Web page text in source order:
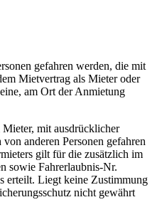
gefahren werden, die mit
Mietvertrag als Mieter oder
am Ort der Anmietung
mit ausdrücklicher
anderen Personen gefahren
gilt für die zusätzlich im
sowie Fahrerlaubnis-Nr.
erteilt. Liegt keine Zustimmung
nicht gewährt